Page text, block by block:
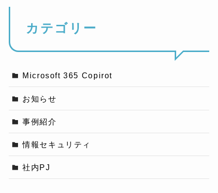
カテゴリー
Microsoft 365 Copirot
お知らせ
事例紹介
情報セキュリティ
社内PJ